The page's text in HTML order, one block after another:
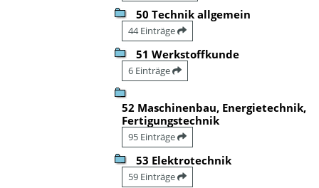
50 Technik allgemein
44 Einträge
51 Werkstoffkunde
6 Einträge
52 Maschinenbau, Energietechnik,
Fertigungstechnik
95 Einträge
53 Elektrotechnik
59 Einträge